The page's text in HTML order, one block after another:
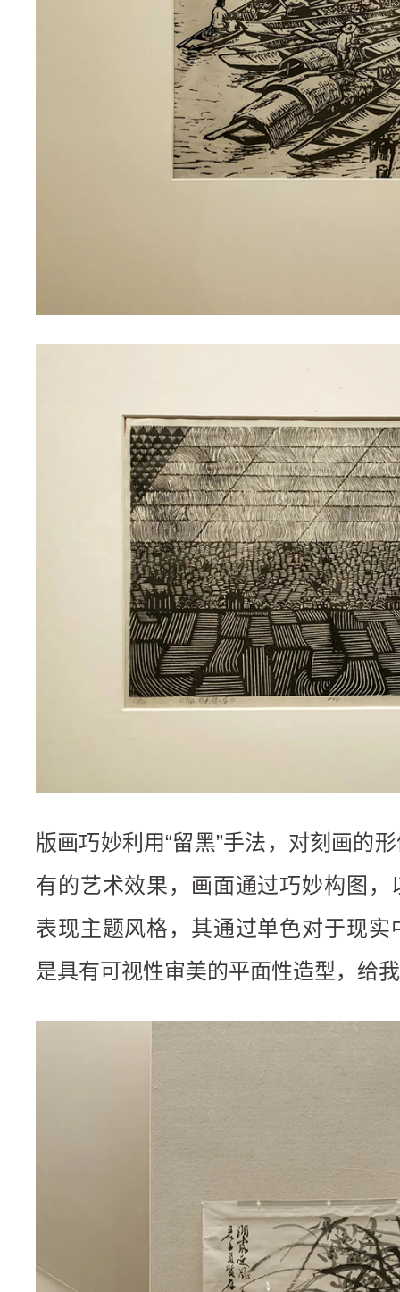
版画巧妙利用“留黑”手法，对刻画的
有的艺术效果，画面通过巧妙构图
表现主题风格，其通过单色对于现
是具有可视性审美的平面性造型，给